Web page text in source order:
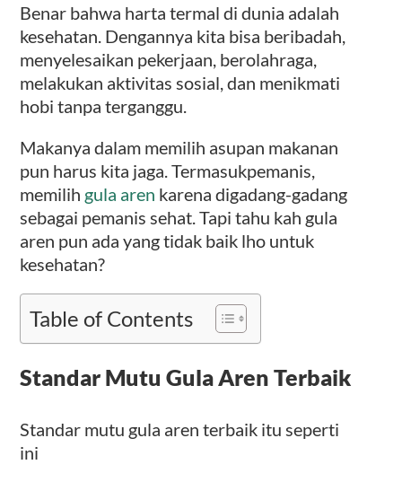
Benar bahwa harta termal di dunia adalah
kesehatan. Dengannya kita bisa beribadah,
menyelesaikan pekerjaan, berolahraga,
melakukan aktivitas sosial, dan menikmati
hobi tanpa terganggu.
Makanya dalam memilih asupan makanan
pun harus kita jaga. Termasukpemanis,
memilih gula aren karena digadang-gadang
sebagai pemanis sehat. Tapi tahu kah gula
aren pun ada yang tidak baik lho untuk
kesehatan?
Table of Contents
Standar Mutu Gula Aren Terbaik
Standar mutu gula aren terbaik itu seperti
ini